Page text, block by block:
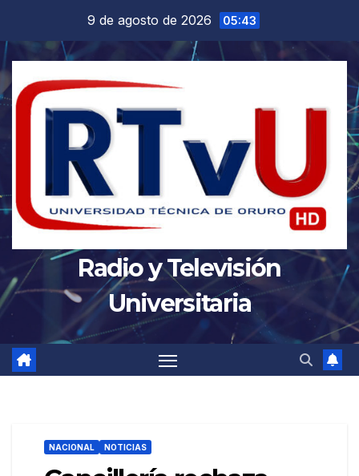
contenido
9 de agosto de 2026 05:43
Radio y Televisión
Universitaria
NACIONAL NOTICIAS